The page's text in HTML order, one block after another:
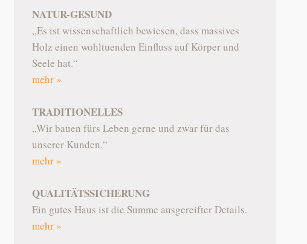
NATUR-GESUND
„Es ist wissenschaftlich bewiesen, dass massives
Holz einen wohltuenden Einfluss auf Körper und
Seele hat.“
mehr »
TRADITIONELLES
„Wir bauen fürs Leben gerne und zwar für das
unserer Kunden.“
mehr »
QUALITÄTSSICHERUNG
Ein gutes Haus ist die Summe ausgereifter Details.
mehr »